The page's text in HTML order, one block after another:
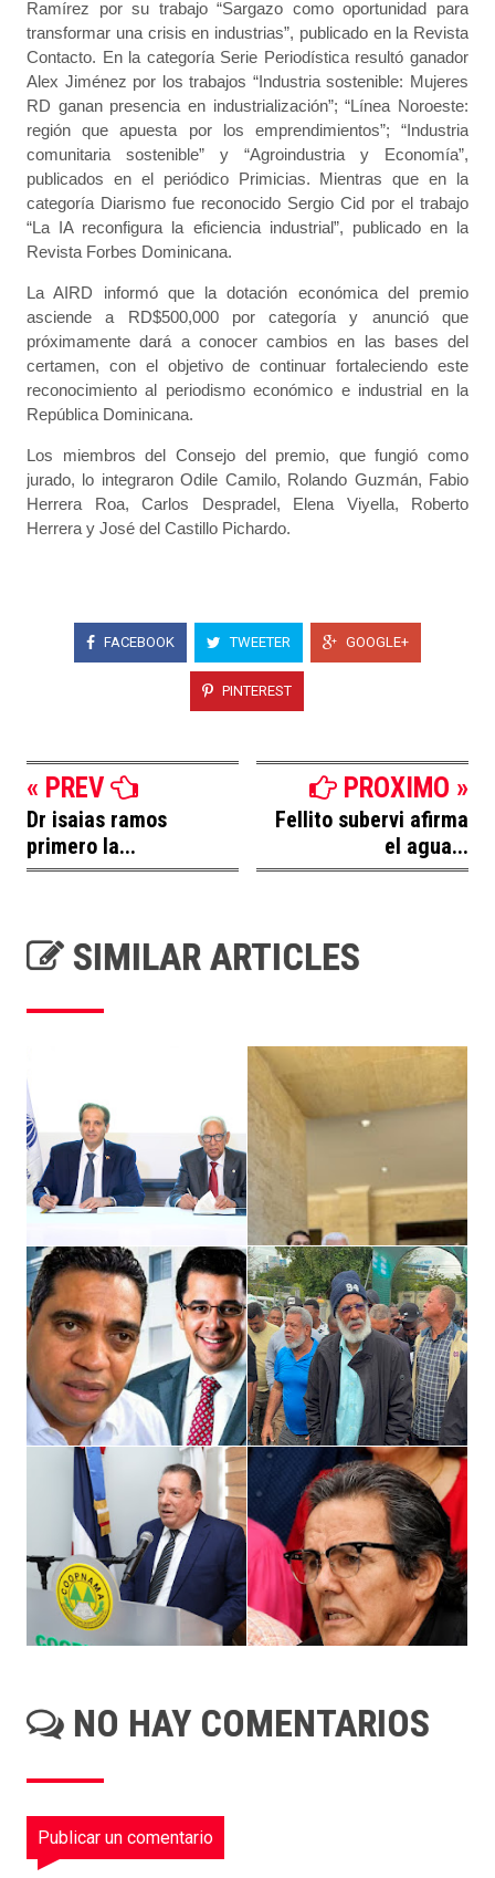
Ramírez por su trabajo “Sargazo como oportunidad para
transformar una crisis en industrias”, publicado en la Revista
Contacto. En la categoría Serie Periodística resultó ganador
Alex Jiménez por los trabajos “Industria sostenible: Mujeres
RD ganan presencia en industrialización”; “Línea Noroeste:
región que apuesta por los emprendimientos”; “Industria
comunitaria sostenible” y “Agroindustria y Economía”,
publicados en el periódico Primicias. Mientras que en la
categoría Diarismo fue reconocido Sergio Cid por el trabajo
“La IA reconfigura la eficiencia industrial”, publicado en la
Revista Forbes Dominicana.
La AIRD informó que la dotación económica del premio
asciende a RD$500,000 por categoría y anunció que
próximamente dará a conocer cambios en las bases del
certamen, con el objetivo de continuar fortaleciendo este
reconocimiento al periodismo económico e industrial en la
República Dominicana.
Los miembros del Consejo del premio, que fungió como
jurado, lo integraron Odile Camilo, Rolando Guzmán, Fabio
Herrera Roa, Carlos Despradel, Elena Viyella, Roberto
Herrera y José del Castillo Pichardo.
FACEBOOK TWEETER GOOGLE+
PINTEREST
« PREV
Dr isaias ramos
primero la...
PROXIMO »
Fellito subervi afirma
el agua...
SIMILAR ARTICLES
NO HAY COMENTARIOS
Publicar un comentario